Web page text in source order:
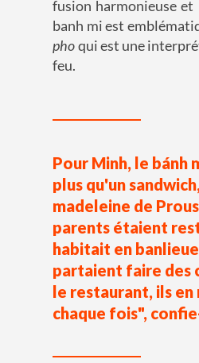
fusion harmonieuse et
banh mi est
phoqui est une
feu.
Pour Minh, le bánh
plus qu'un
madeleine de
parents étaient
habitait en
partaient faire des
le restaurant, ils en
chaque fois",